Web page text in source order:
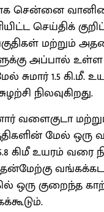
சென்னை
செய்திக்
மற்றும்
அப்பால்
சுமார் 1.5 கி.மீ.
நிலவுகிறது.
வளைகுடா
மேல்
5.8 கிமீ உயரம் வரை
வங்கக்கடல்
ஒரு குறைந்த